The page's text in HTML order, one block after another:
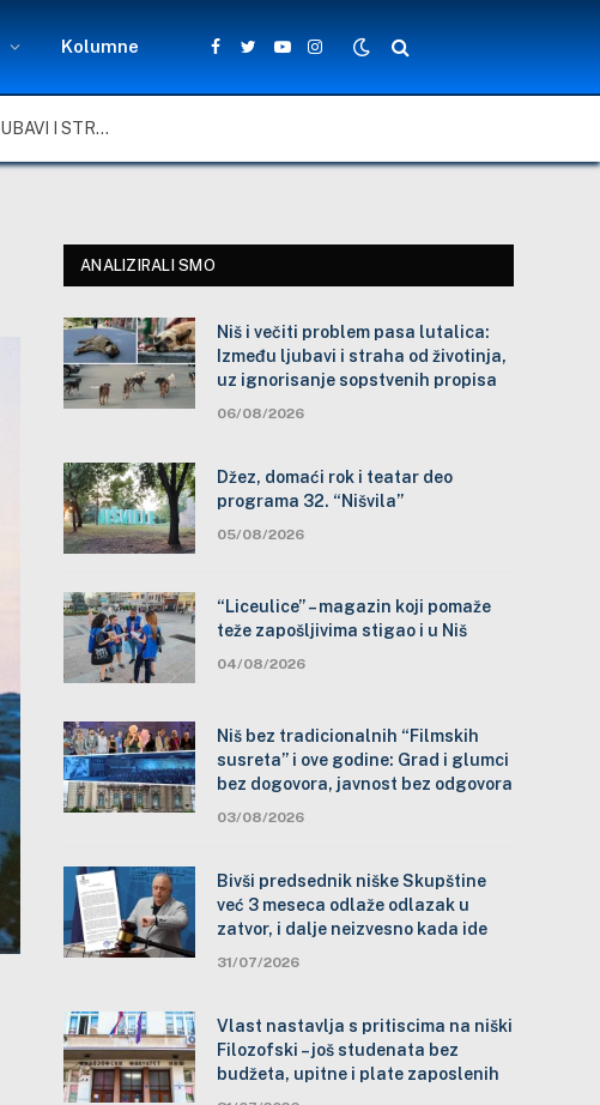
Kolumne
Facebook
TwitterYouTubeInstagram
NIŠ I VEČITI PROBLEM PASA LUTALICA: IZMEĐU LJUBAVI I STRAHA OD ŽIVOTINJA, UZ IGNORISANJE SOPSTVENIH PROPISA
ANALIZIRALI SMO
Niš i večiti problem pasa lutalica:
Između ljubavi i straha od životinja,
uz ignorisanje sopstvenih propisa
06/08/2026
Džez, domaći rok i teatar deo
programa 32. “Nišvila”
05/08/2026
“Liceulice” – magazin koji pomaže
teže zapošljivima stigao i u Niš
04/08/2026
Niš bez tradicionalnih “Filmskih
susreta” i ove godine: Grad i glumci
bez dogovora, javnost bez odgovora
03/08/2026
Bivši predsednik niške Skupštine
već 3 meseca odlaže odlazak u
zatvor, i dalje neizvesno kada ide
31/07/2026
Vlast nastavlja s pritiscima na niški
Filozofski – još studenata bez
budžeta, upitne i plate zaposlenih